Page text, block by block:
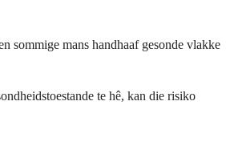
sommige mans handhaaf gesonde vlakke
te hê, kan die risiko